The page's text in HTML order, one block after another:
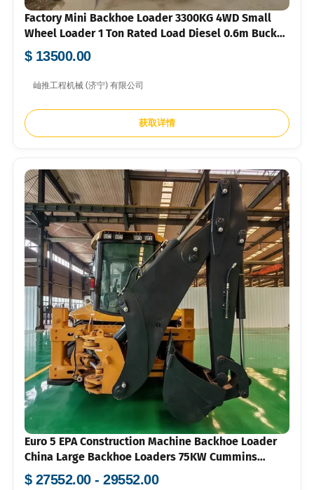
Factory Mini Backhoe Loader 3300KG 4WD Small
Wheel Loader 1 Ton Rated Load Diesel 0.6m Bucket
High Efficiency for Farm
$ 13500.00
屾推工程机械 (济宁) 有限公司
获取详情
Euro 5 EPA Construction Machine Backhoe Loader
China Large Backhoe Loaders 75KW Cummins
Powered Backhoe Loader
$ 27552.00 - 29552.00